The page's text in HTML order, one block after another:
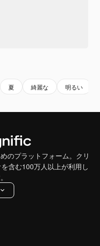
夏 綺麗な 明るい
のプラットフォーム。クリ
含む100万人以上が利用し